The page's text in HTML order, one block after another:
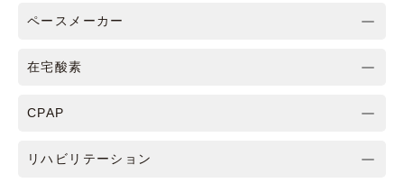
ペースメーカー
在宅酸素
CPAP
リハビリテーション